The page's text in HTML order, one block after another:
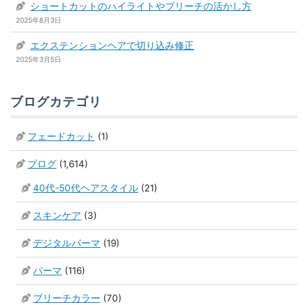
ショートカットのハイライトやブリーチの活かし方
2025年8月3日
エクステンションヘアで切り込み修正
2025年3月5日
ブログカテゴリ
フェードカット (1)
ブログ (1,614)
40代-50代ヘアスタイル (21)
スキンケア (3)
デジタルパーマ (19)
パーマ (116)
ブリーチカラー (70)